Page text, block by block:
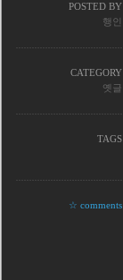
POSTED BY
행인
CATEGORY
옛글
TAGS
☆ comments